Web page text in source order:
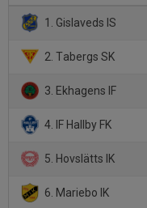
1. Gislaveds IS
2. Tabergs SK
3. Ekhagens IF
4. IF Hallby FK
5. Hovslätts IK
6. Mariebo IK